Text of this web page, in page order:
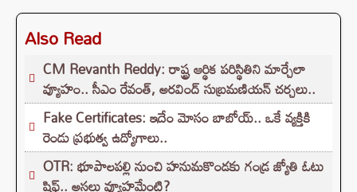
Also Read
CM Revanth Reddy: రాష్ట్ర ఆర్థిక పరిస్థితిని మార్చేలా
వ్యూహం.. సీఎం రేవంత్, అరవింద్ సుబ్రమణియన్ చర్చలు..
Fake Certificates: ఇదేం మోసం బాబోయ్.. ఒకే వ్యక్తికి
రెండు ప్రభుత్వ ఉద్యోగాలు..
OTR: భూపాలపల్లి నుంచి హనుమకొండకు గండ్ర జ్యోతి ఓటు
షిఫ్ట్.. అసలు వ్యూహమేంటి?